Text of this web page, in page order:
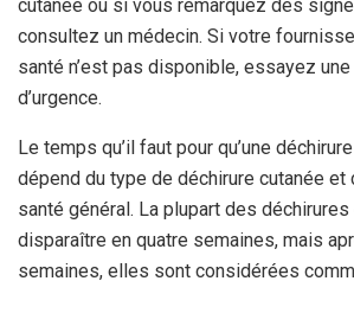
cutanée ou si vous remarquez des
consultez un médecin. Si votre
santé n’est pas disponible, essayez
d’urgence.
Le temps qu’il faut pour qu’une
dépend du type de déchirure cutanée et
santé général. La plupart des
disparaître en quatre semaines, mais
semaines, elles sont considérées